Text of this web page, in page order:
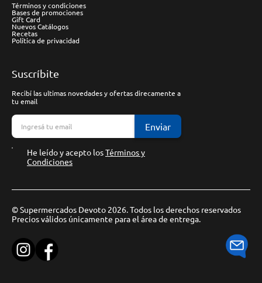
Términos y condiciones
Bases de promociones
Gift Card
Nuevos Catálogos
Recetas
Política de privacidad
Suscríbite
Recibí las ultimas novedades y ofertas direcamente a
tu email
Enviar
He leído y acepto losTérminos y
Condiciones
© Supermercados Devoto 2026. Todos los derechos reservados
Precios válidos únicamente para el área de entrega.